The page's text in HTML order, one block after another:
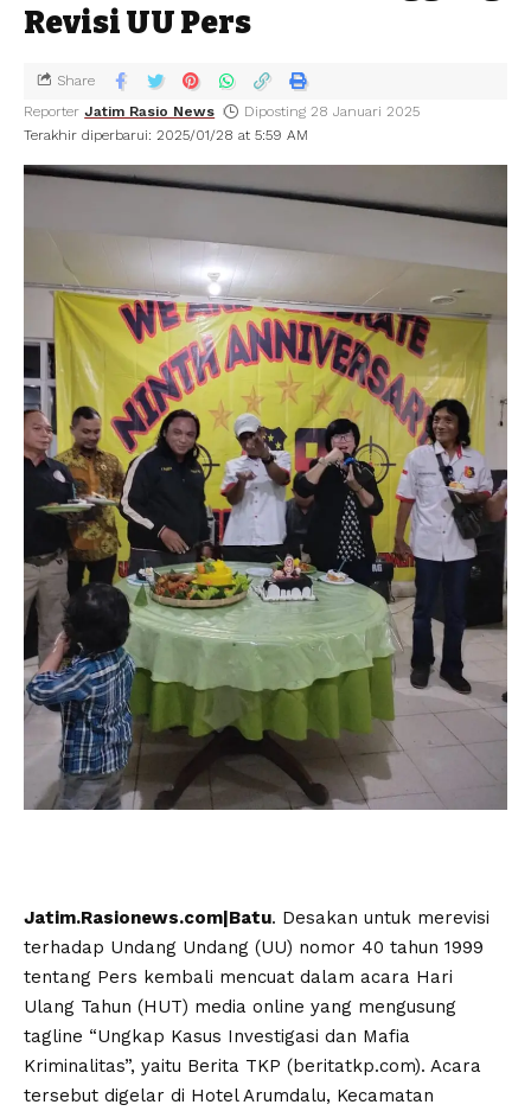
Revisi UU Pers
Terakhir diperbarui: 2025/01/28 at 5:59 AM
Reporter Jatim Rasio News Diposting 28 Januari 2025
Share
Jatim.Rasionews.com|Batu. Desakan untuk merevisi
terhadap Undang Undang (UU) nomor 40 tahun 1999
tentang Pers kembali mencuat dalam acara Hari
Ulang Tahun (HUT) media online yang mengusung
tagline “Ungkap Kasus Investigasi dan Mafia
Kriminalitas”, yaitu Berita TKP (beritatkp.com). Acara
tersebut digelar di Hotel Arumdalu, Kecamatan